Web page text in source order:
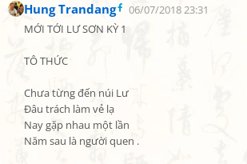
Hung Trandang
06/07/2018 23:31
MỚI TỚI LƯ SƠN KỲ 1
TÔ THỨC
Chưa từng đến núi Lư
Đâu trách làm vẻ lạ
Nay gặp nhau một lần
Năm sau là người quen .